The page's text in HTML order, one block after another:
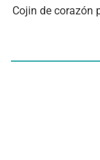
Cojin de corazón